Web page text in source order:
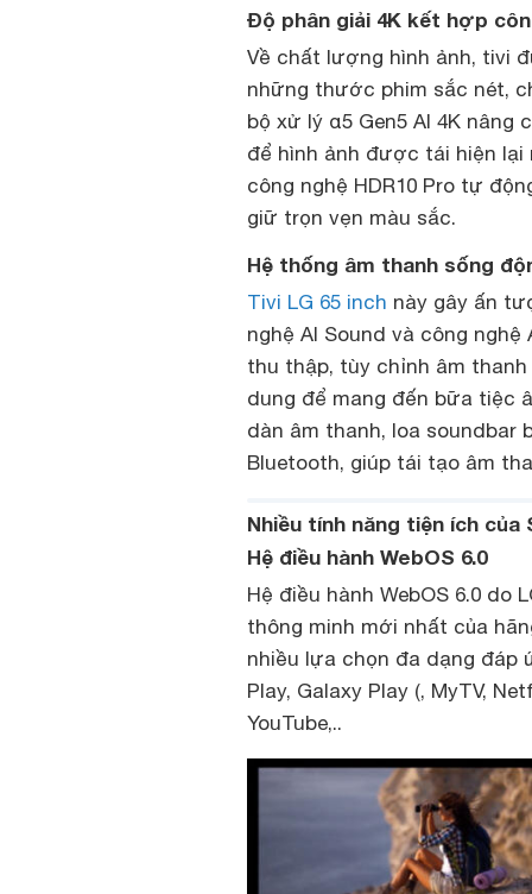
Độ phân giải 4K kết hợp
Về chất lượng hình ảnh, tivi
những thước phim sắc nét,
bộ xử lý α5 Gen5 AI 4K
để hình ảnh được tái hiện
công nghệ HDR10 Pro tự
giữ trọn vẹn màu sắc.
Hệ thống âm thanh sống
Tivi LG 65 inch này gây ấn
nghệ Al Sound và công
thu thập, tùy chỉnh âm
dung để mang đến bữa tiệc
dàn âm thanh, loa soundbar
Bluetooth, giúp tái tạo âm
Nhiều tính năng tiện ích của
Hệ điều hành WebOS 6.0
Hệ điều hành WebOS 6.0
thông minh mới nhất của
nhiều lựa chọn đa dạng đáp
Play, Galaxy Play (, MyTV,
YouTube,..